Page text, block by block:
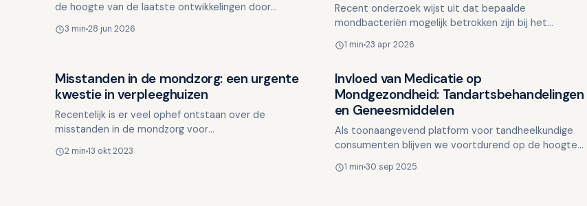
de hoogte van de laatste ontwikkelingen door
we iets int…
3 min 28 jun 2026
Recent onderzoek wijst uit dat bepaalde
mondbacteriën mogelijk betrokken zijn bij het
de ziekte van Parkinson. …
1 min 23 apr 2026
Ouderen en mondgezondheid
Misstanden in de mondzorg: een urgente
kwestie in verpleeghuizen
Recentelijk is er veel ophef ontstaan over de
misstanden in de mondzorg voor
(https://www.linkedin.com/in/paulschr…
2 min 13 okt 2023
Ouderen en mondgezondheid
Invloed van Medicatie op
Mondgezondheid: Tandartsbehandelingen
en Geneesmiddelen
Als toonaangevend platform voor tandheelkundige
consumenten blijven we voortdurend op de hoogte
onderzoek s…
1 min 30 sep 2025